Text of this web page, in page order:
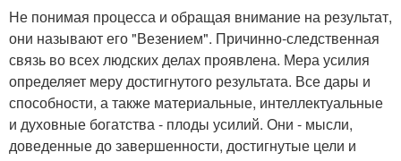
Не понимая процесса и обращая внимание на результат,
они называют его "Везением". Причинно-следственная
связь во всех людских делах проявлена. Мера усилия
определяет меру достигнутого результата. Все дары и
способности, а также материальные, интеллектуальные
и духовные богатства - плоды усилий. Они - мысли,
доведенные до завершенности, достигнутые цели и